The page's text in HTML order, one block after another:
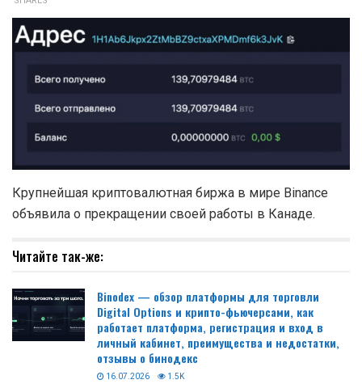
Крупнейшая криптовалютная биржа в мире Binance
объявила о прекращении своей работы в Канаде.
Читайте так-же:
Binodex — обзор платформы для торговли
Digital Options и крипто-фьючерсами, как
работает платформа, регистрация и вход в
личный кабинет, преимущества и недостатки,
отзывы о бинодекс
16.07.2026 1.5K